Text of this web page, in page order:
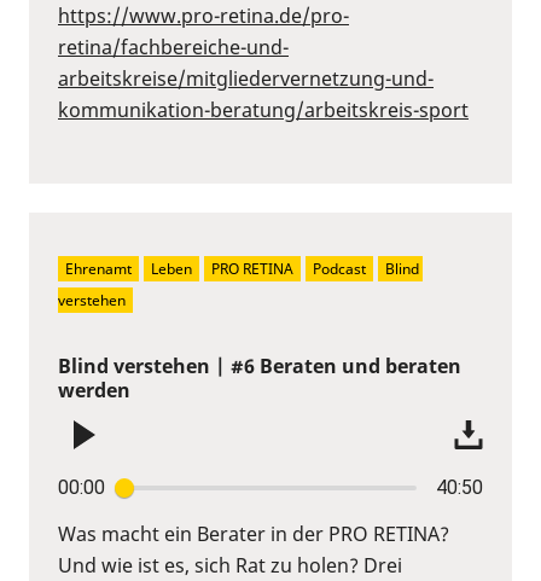
https://www.pro-retina.de/pro-
retina/fachbereiche-und-
arbeitskreise/mitgliedervernetzung-und-
kommunikation-beratung/arbeitskreis-sport
Blind verstehen | #6 Beraten und beraten
werden
00:00 40:50
Was macht ein Berater in der PRO RETINA?
Und wie ist es, sich Rat zu holen? Drei
Ehrenamt Leben PRO RETINA Podcast
Blind
verstehen